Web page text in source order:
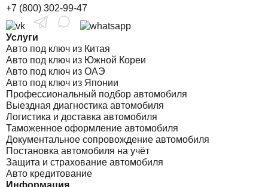
+7 (800) 302-99-47
Услуги
Авто под ключ из Китая
Авто под ключ из Южной Кореи
Авто под ключ из ОАЭ
Авто под ключ из Японии
Профессиональный подбор автомобиля
Выездная диагностика автомобиля
Логистика и доставка автомобиля
Таможенное оформление автомобиля
Документальное сопровождение автомобиля
Постановка автомобиля на учёт
Защита и страхование автомобиля
Авто кредитование
Информация